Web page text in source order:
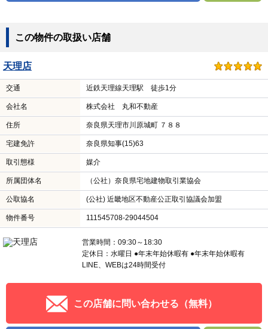
この物件の取扱い店舗
天理店
交通 近鉄天理線天理駅 徒歩1分
会社名 株式会社 丸和不動産
住所 奈良県天理市川原城町 ７８８
宅建免許 奈良県知事(15)63
取引態様 媒介
所属団体名 （公社）奈良県宅地建物取引業協会
公取協名 (公社) 近畿地区不動産公正取引協議会加盟
物件番号 111545708-29044504
営業時間：09:30～18:30
定休日：水曜日 ●年末年始休暇有 ●年末年始休暇有
LINE、WEBは24時間受付
この店舗に問い合わせる（無料）